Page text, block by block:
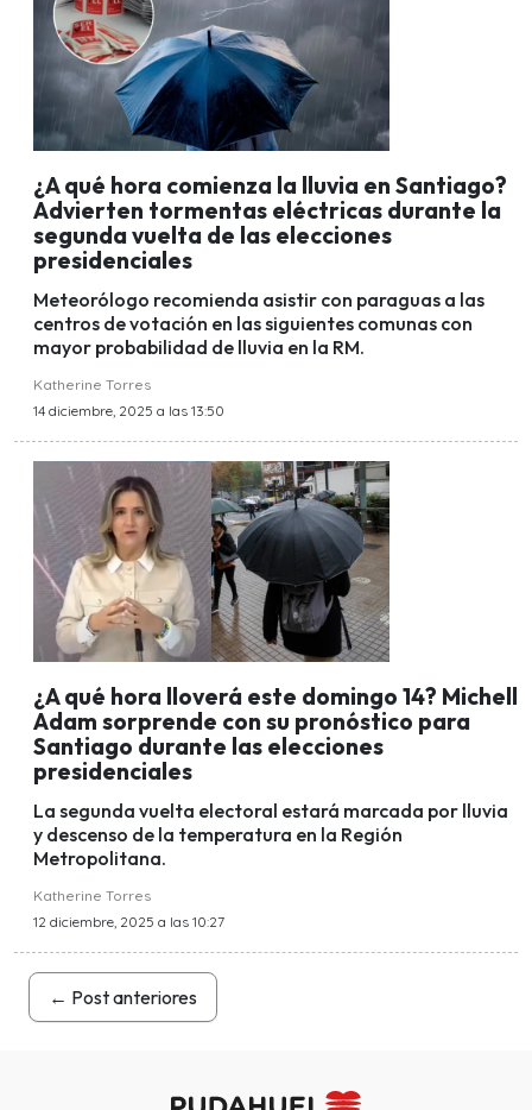
¿A qué hora comienza la lluvia en Santiago?
Advierten tormentas eléctricas durante la
segunda vuelta de las elecciones
presidenciales
Meteorólogo recomienda asistir con paraguas a las
centros de votación en las siguientes comunas con
mayor probabilidad de lluvia en la RM.
Katherine Torres
14 diciembre, 2025 a las 13:50
¿A qué hora lloverá este domingo 14? Michell
Adam sorprende con su pronóstico para
Santiago durante las elecciones
presidenciales
La segunda vuelta electoral estará marcada por lluvia
y descenso de la temperatura en la Región
Metropolitana.
Katherine Torres
12 diciembre, 2025 a las 10:27
← Post anteriores